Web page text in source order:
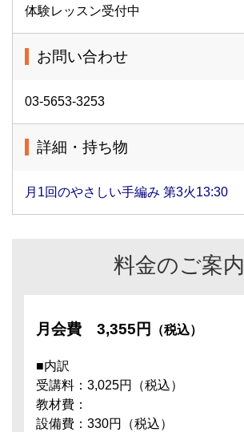
体験レッスン受付中
お問い合わせ
03-5653-3253
詳細・持ち物
月1回のやさしい手編み 第3火13:30
料金のご案内
月会費 3,355円 （税込）
■内訳
受講料：3,025円（税込）
教材費：
設備費：330円（税込）